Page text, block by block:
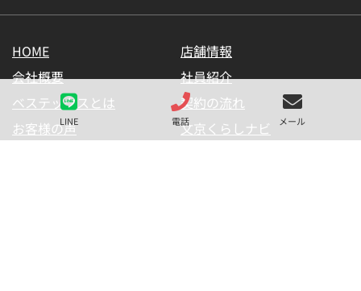
LINE 電話 メール
HOME
店舗情報
会社概要
社員紹介
ベステックスとは
契約の流れ
お客様の声
文京くらしナビ